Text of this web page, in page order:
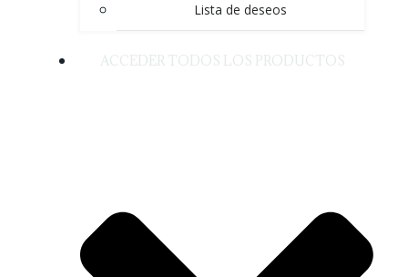
Lista de deseos
ACCEDER TODOS LOS PRODUCTOS